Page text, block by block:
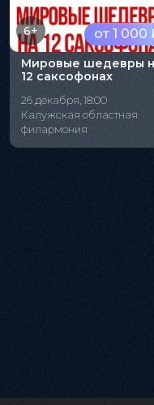
от 1 000
6+
Мировые шедевры
12 саксофонах
26 декабря, 18:00
Калужская областная
филармония